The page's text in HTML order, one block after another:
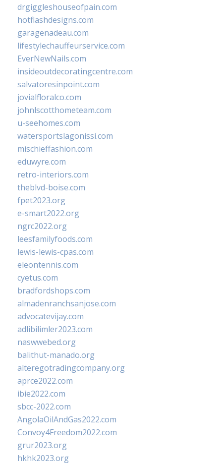
drgiggleshouseofpain.com
hotflashdesigns.com
garagenadeau.com
lifestylechauffeurservice.com
EverNewNails.com
insideoutdecoratingcentre.com
salvatoresinpoint.com
jovialfloralco.com
johnlscotthometeam.com
u-seehomes.com
watersportslagonissi.com
mischieffashion.com
eduwyre.com
retro-interiors.com
theblvd-boise.com
fpet2023.org
e-smart2022.org
ngrc2022.org
leesfamilyfoods.com
lewis-lewis-cpas.com
eleontennis.com
cyetus.com
bradfordshops.com
almadenranchsanjose.com
advocatevijay.com
adlibilimler2023.com
naswwebed.org
balithut-manado.org
alteregotradingcompany.org
aprce2022.com
ibie2022.com
sbcc-2022.com
AngolaOilAndGas2022.com
Convoy4Freedom2022.com
grur2023.org
hkhk2023.org